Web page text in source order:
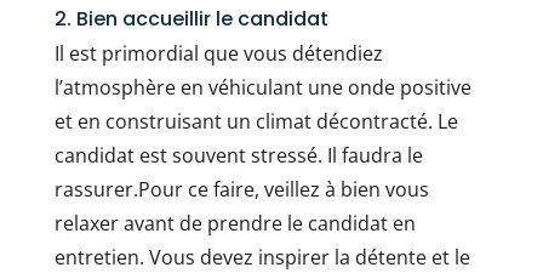
2. Bien accueillir le candidat
Il est primordial que vous détendiez
l’atmosphère en véhiculant une onde positive
et en construisant un climat décontracté. Le
candidat est souvent stressé. Il faudra le
rassurer.Pour ce faire, veillez à bien vous
relaxer avant de prendre le candidat en
entretien. Vous devez inspirer la détente et le